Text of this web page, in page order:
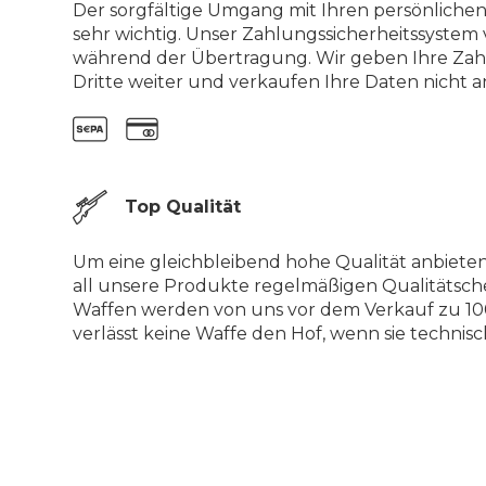
Der sorgfältige Umgang mit Ihren
sehr wichtig. Unser
während der Übertragung. Wir geben Ihre
Dritte weiter und verkaufen Ihre Daten nicht
Top Qualität
Um eine gleichbleibend hohe Qualität
all unsere Produkte regelmäßigen
Waffen werden von uns vor dem Verkauf zu
verlässt keine Waffe den Hof, wenn sie